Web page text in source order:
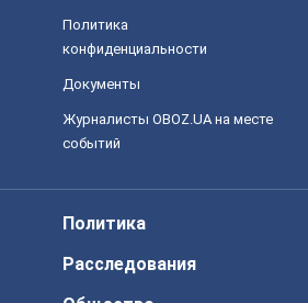
Политика
конфиденциальности
Документы
Журналисты OBOZ.UA на месте
событий
Политика
Расследования